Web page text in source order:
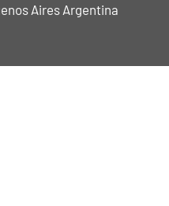
Aires Argentina